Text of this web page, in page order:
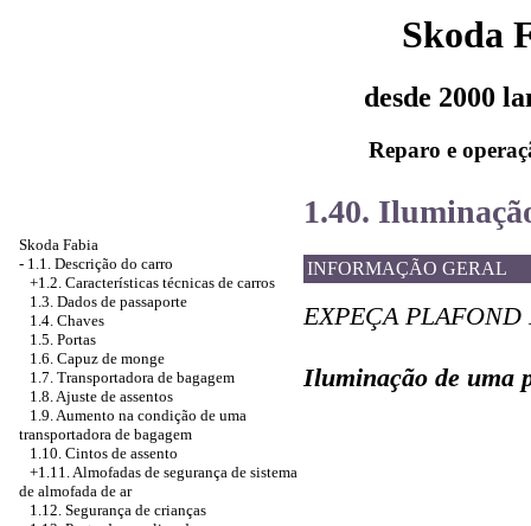
Skoda
desde 2000
Reparo e
Skoda Fabia
- 1.1. Descrição do carro
+1.2. Características técnicas de carros
1.3. Dados de passaporte
1.4. Chaves
1.5. Portas
1.6. Capuz de monge
1.7. Transportadora de bagagem
1.8. Ajuste de assentos
1.9. Aumento na condição de uma
transportadora de bagagem
1.10. Cintos de assento
+1.11.Almofadas de segurança de sistema
de almofada de ar
1.12. Segurança de crianças
1.40.
INFORMAÇÃO GERAL
EXPEÇA
Iluminação de uma